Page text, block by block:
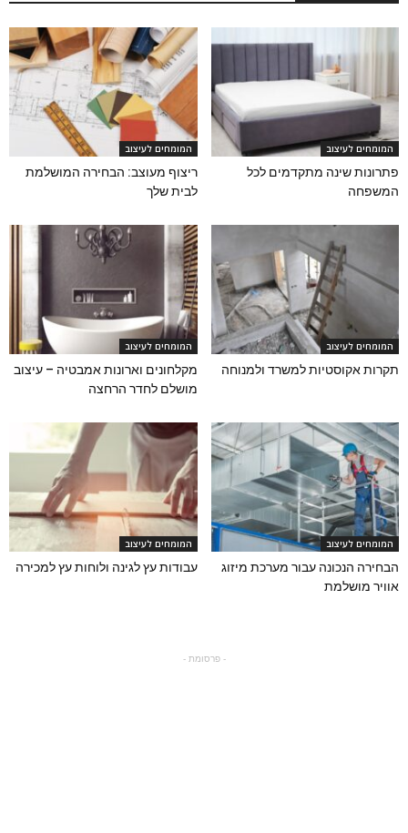
המומחים לעיצוב
פתרונות שינה מתקדמים לכל
המשפחה
המומחים לעיצוב
ריצוף מעוצב: הבחירה המושלמת
לבית שלך
המומחים לעיצוב
תקרות אקוסטיות למשרד ולמנוחה
המומחים לעיצוב
מקלחונים וארונות אמבטיה – עיצוב
מושלם לחדר הרחצה
המומחים לעיצוב
הבחירה הנכונה עבור מערכת מיזוג
אוויר מושלמת
המומחים לעיצוב
עבודות עץ לגינה ולוחות עץ למכירה
- פרסומת -